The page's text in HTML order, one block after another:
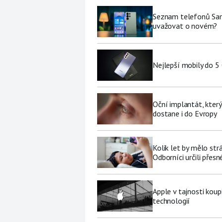
Seznam telefonů
uvažovat o novém?
Nejlepší mobily do 5
Oční implantát, který
dostane i do Evropy
Kolik let by mělo
Odborníci určili
Apple v tajnosti
technologií